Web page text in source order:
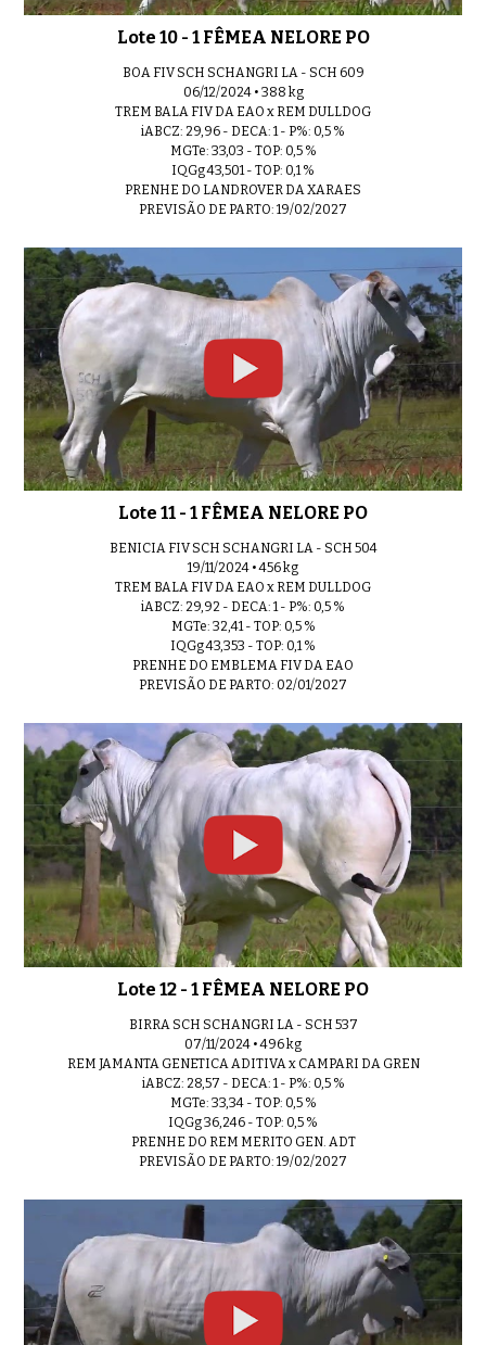
Lote 10 - 1 FÊMEA NELORE PO
BOA FIV SCH SCHANGRI LA - SCH 609
06/12/2024 • 388 kg
TREM BALA FIV DA EAO x REM DULLDOG
iABCZ: 29,96 - DECA: 1 - P%: 0,5 %
MGTe: 33,03 - TOP: 0,5 %
IQGg 43,501 - TOP: 0,1 %
PRENHE DO LANDROVER DA XARAES
PREVISÃO DE PARTO: 19/02/2027
Lote 11 - 1 FÊMEA NELORE PO
BENICIA FIV SCH SCHANGRI LA - SCH 504
19/11/2024 • 456 kg
TREM BALA FIV DA EAO x REM DULLDOG
iABCZ: 29,92 - DECA: 1 - P%: 0,5 %
MGTe: 32,41 - TOP: 0,5 %
IQGg 43,353 - TOP: 0,1 %
PRENHE DO EMBLEMA FIV DA EAO
PREVISÃO DE PARTO: 02/01/2027
Lote 12 - 1 FÊMEA NELORE PO
BIRRA SCH SCHANGRI LA - SCH 537
07/11/2024 • 496 kg
REM JAMANTA GENETICA ADITIVA x CAMPARI DA GREN
iABCZ: 28,57 - DECA: 1 - P%: 0,5 %
MGTe: 33,34 - TOP: 0,5 %
IQGg 36,246 - TOP: 0,5 %
PRENHE DO REM MERITO GEN. ADT
PREVISÃO DE PARTO: 19/02/2027